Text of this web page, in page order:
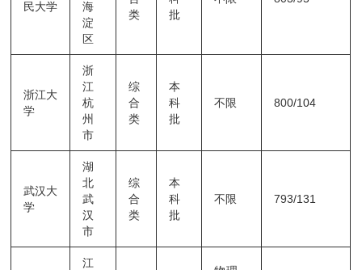
民大学
海
淀
区
类
批
浙江大
学
浙
江
杭
州
市
综
合
类
本
科
批
不限 800/104
武汉大
学
湖
北
武
汉
市
综
合
类
本
科
批
不限 793/131
江